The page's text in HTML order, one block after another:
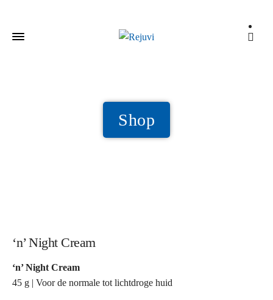
Shop
‘n’ Night Cream
‘n’ Night Cream
45 g | Voor de normale tot lichtdroge huid